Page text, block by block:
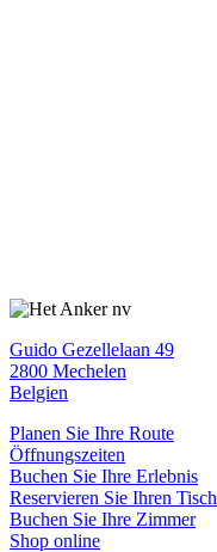
Guido Gezellelaan 49
2800 Mechelen
Belgien
Planen Sie Ihre Route
Öffnungszeiten
Buchen Sie Ihre Erlebnis
Reservieren Sie Ihren Tisch
Buchen Sie Ihre Zimmer
Shop online